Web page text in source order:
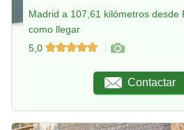
Madrid a 107,61 kilómetros desde
como llegar
5,0
Contactar